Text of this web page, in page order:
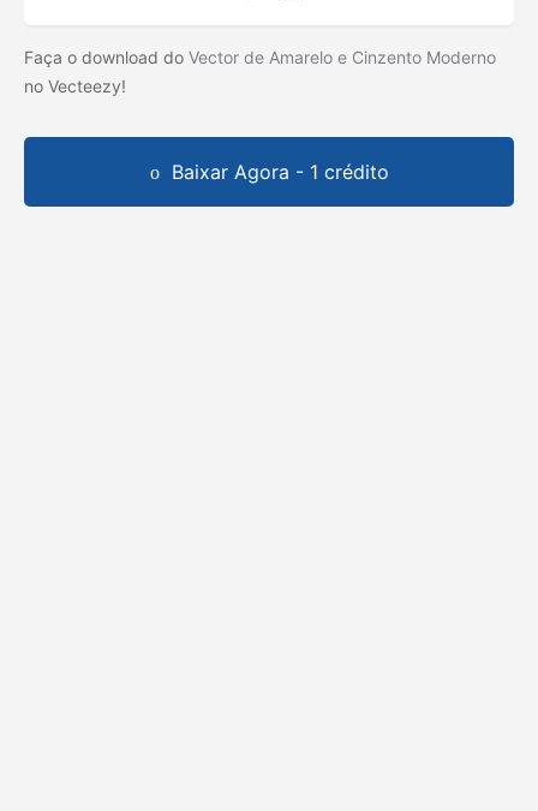
Faça o download do Vector de Amarelo e Cinzento Moderno
no Vecteezy!
Baixar Agora - 1 crédito